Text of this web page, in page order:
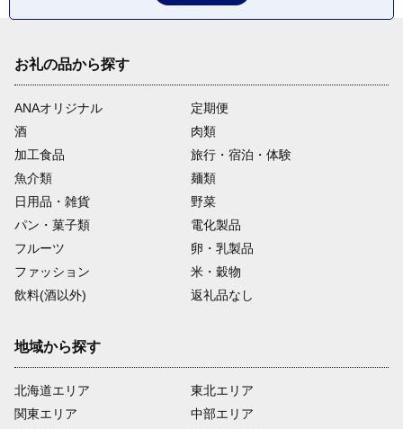
お礼の品から探す
ANAオリジナル
定期便
酒
肉類
加工食品
旅行・宿泊・体験
魚介類
麺類
日用品・雑貨
野菜
パン・菓子類
電化製品
フルーツ
卵・乳製品
ファッション
米・穀物
飲料(酒以外)
返礼品なし
地域から探す
北海道エリア
関東エリア
東北エリア
中部エリア